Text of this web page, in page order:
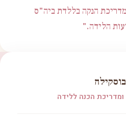
הנקה בללדת ביה"ס
הלידה."
ומדריכת הכנה ללידה